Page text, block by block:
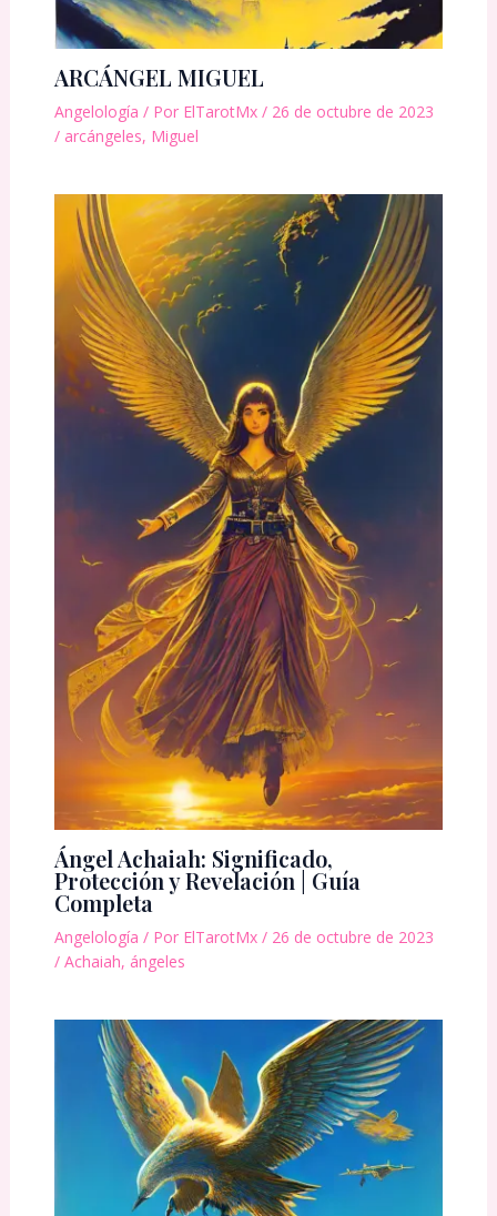
ARCÁNGEL MIGUEL
Angelología / Por ElTarotMx / 26 de octubre de 2023
/ arcángeles, Miguel
Ángel Achaiah: Significado,
Protección y Revelación | Guía
Completa
Angelología / Por ElTarotMx / 26 de octubre de 2023
/ Achaiah, ángeles